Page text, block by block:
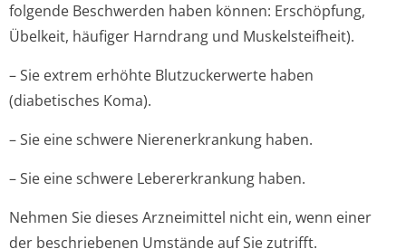
folgende Beschwerden haben können: Erschöpfung,
Übelkeit, häufiger Harndrang und Muskelsteifheit).
– Sie extrem erhöhte Blutzuckerwerte haben
(diabetisches Ko­ma).
– Sie eine schwere Nierenerkrankung haben.
– Sie eine schwere Lebererkrankung haben.
Nehmen Sie dieses Arzneimittel nicht ein, wenn einer
der beschriebenen Umstände auf Sie zutrifft.